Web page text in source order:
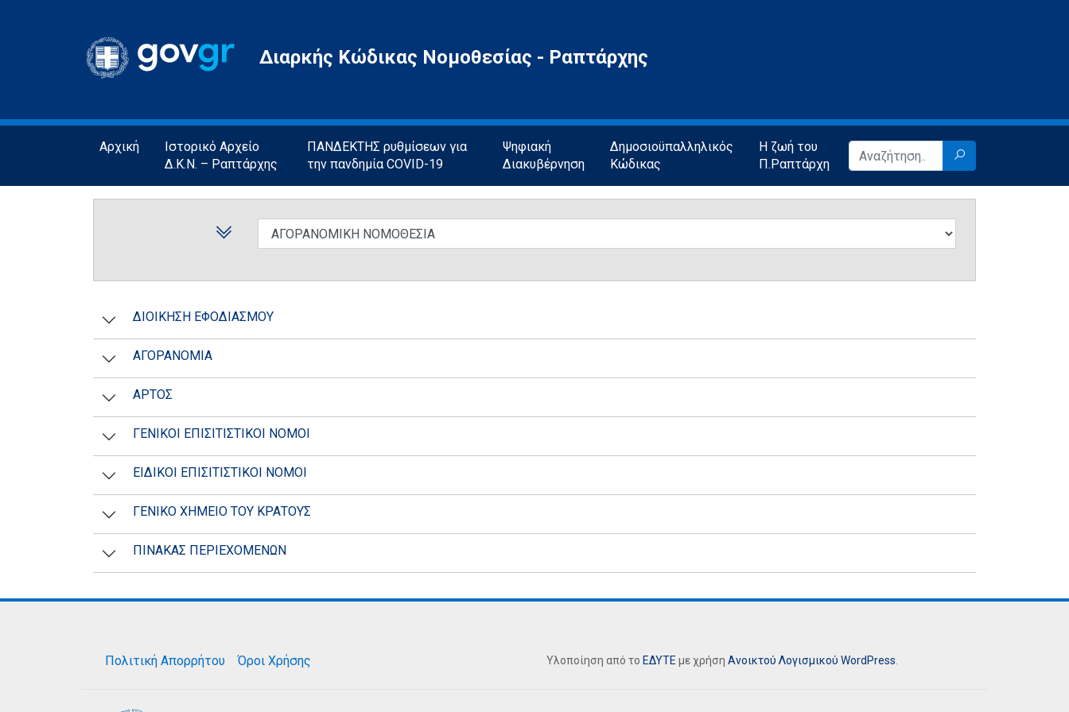
Gov.gr
Διαρκής Κώδικας Νομοθεσίας - Ραπτάρχης
Αρχική
Ιστορικό Αρχείο
Δ.Κ.Ν. – Ραπτάρχης
ΠΑΝΔΕΚΤΗΣ ρυθμίσεων για
την πανδημία COVID-19
Ψηφιακή
Διακυβέρνηση
Δημοσιοϋπαλληλικός
Κώδικας
Η ζωή του
Π.Ραπτάρχη
ΔΙΟΙΚΗΣΗ ΕΦΟΔΙΑΣΜΟΥ
ΑΓΟΡΑΝΟΜΙΑ
ΑΡΤΟΣ
ΓΕΝΙΚΟΙ ΕΠΙΣΙΤΙΣΤΙΚΟΙ ΝΟΜΟΙ
ΕΙΔΙΚΟΙ ΕΠΙΣΙΤΙΣΤΙΚΟΙ ΝΟΜΟΙ
ΓΕΝΙΚΟ ΧΗΜΕΙΟ ΤΟΥ ΚΡΑΤΟΥΣ
ΠΙΝΑΚΑΣ ΠΕΡΙΕΧΟΜΕΝΩΝ
Πολιτική Απορρήτου Όροι Χρήσης Υλοποίηση από το ΕΔΥΤΕ με χρήση Ανοικτού Λογισμικού WordPress